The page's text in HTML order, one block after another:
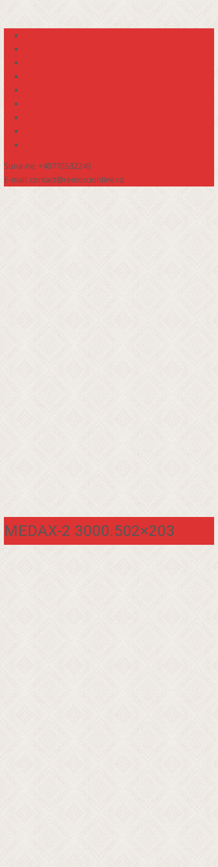
Suna-ne: +40770532249
E-mail: contact@remorcionline.ro
MEDAX-2 3000.502×203